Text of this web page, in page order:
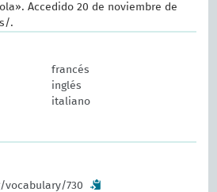
Accedido 20 de noviembre de
.
francés
inglés
italiano
730